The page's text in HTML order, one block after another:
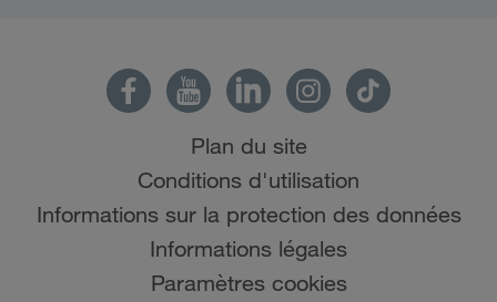
Plan du site
Conditions d'utilisation
Informations sur la protection des données
Informations légales
Paramètres cookies